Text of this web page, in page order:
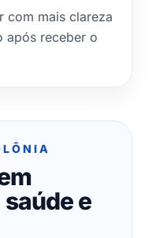
com mais clareza
após receber o
e